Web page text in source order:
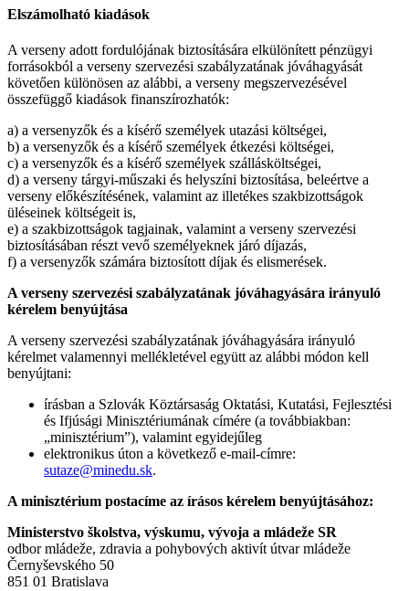
Elszámolható kiadások
A verseny adott fordulójának biztosítására elkülönített pénzügyi
forrásokból a verseny szervezési szabályzatának jóváhagyását
követően különösen az alábbi, a verseny megszervezésével
összefüggő kiadások finanszírozhatók:
a) a versenyzők és a kísérő személyek utazási költségei,
b) a versenyzők és a kísérő személyek étkezési költségei,
c) a versenyzők és a kísérő személyek szállásköltségei,
d) a verseny tárgyi-műszaki és helyszíni biztosítása, beleértve a
verseny előkészítésének, valamint az illetékes szakbizottságok
üléseinek költségeit is,
e) a szakbizottságok tagjainak, valamint a verseny szervezési
biztosításában részt vevő személyeknek járó díjazás,
f) a versenyzők számára biztosított díjak és elismerések.
A verseny szervezési szabályzatának jóváhagyására irányuló
kérelem benyújtása
A verseny szervezési szabályzatának jóváhagyására irányuló
kérelmet valamennyi mellékletével együtt az alábbi módon kell
benyújtani:
írásban a Szlovák Köztársaság Oktatási, Kutatási, Fejlesztési
és Ifjúsági Minisztériumának címére (a továbbiakban:
„minisztérium”), valamint egyidejűleg
elektronikus úton a következő e-mail-címre:
sutaze@minedu.sk.
A minisztérium postacíme az írásos kérelem benyújtásához:
Ministerstvo školstva, výskumu, vývoja a mládeže SR
odbor mládeže, zdravia a pohybových aktivít útvar mládeže
Černyševského 50
851 01 Bratislava